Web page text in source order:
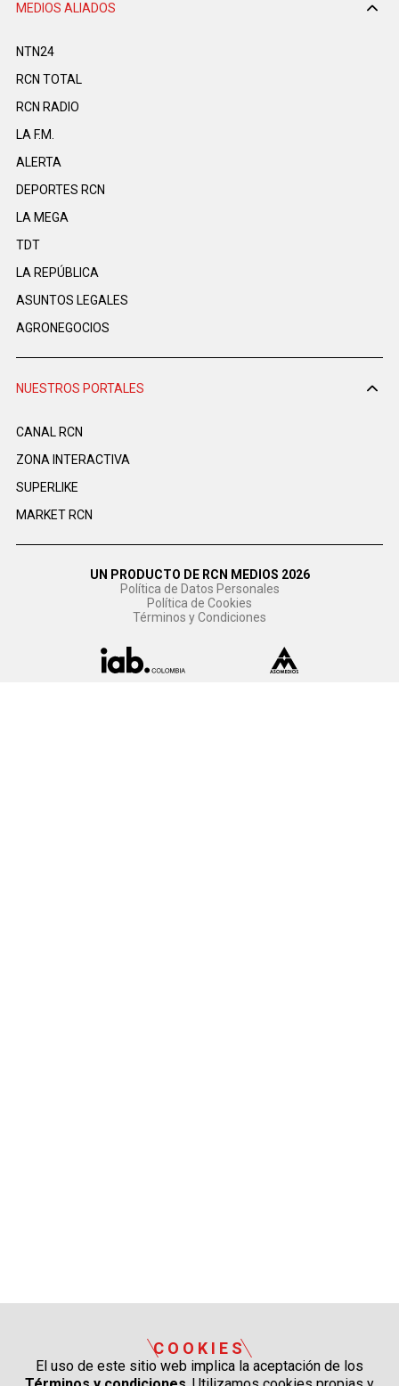
MEDIOS ALIADOS
NTN24
RCN TOTAL
RCN RADIO
LA F.M.
ALERTA
DEPORTES RCN
LA MEGA
TDT
LA REPÚBLICA
ASUNTOS LEGALES
AGRONEGOCIOS
NUESTROS PORTALES
CANAL RCN
ZONA INTERACTIVA
SUPERLIKE
MARKET RCN
UN PRODUCTO DE RCN MEDIOS 2026
Política de Datos Personales
Política de Cookies
Términos y Condiciones
COOKIES
El uso de este sitio web implica la aceptación de los